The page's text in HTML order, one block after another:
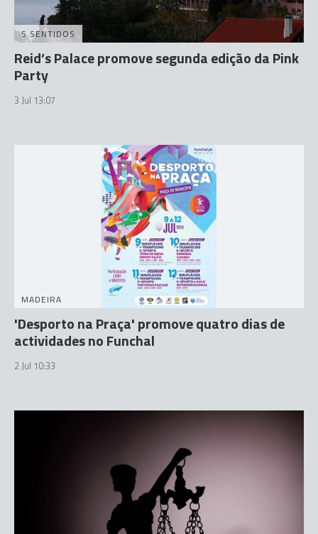
5 SENTIDOS
Reid’s Palace promove segunda edição da Pink
Party
3 Jul 13:07
MADEIRA
'Desporto na Praça' promove quatro dias de
actividades no Funchal
2 Jul 10:33